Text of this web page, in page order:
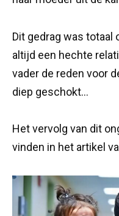
Dit gedrag was totaal
altijd een hechte
vader de reden voor
diep geschokt…
Het vervolg van dit
vinden in het artikel